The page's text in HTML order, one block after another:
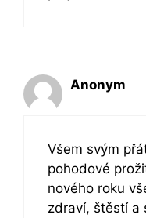
Anonym
Všem svým
pohodové
nového roku
zdraví, štěstí a